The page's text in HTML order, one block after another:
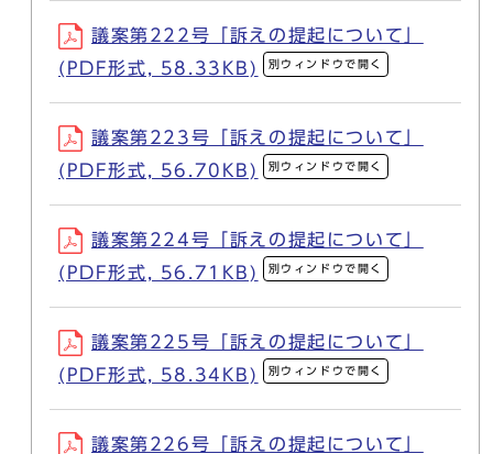
議案第222号「訴えの提起について」
(PDF形式, 58.33KB)
別ウィンドウで開く
議案第223号「訴えの提起について」
(PDF形式, 56.70KB)
別ウィンドウで開く
議案第224号「訴えの提起について」
(PDF形式, 56.71KB)
別ウィンドウで開く
議案第225号「訴えの提起について」
(PDF形式, 58.34KB)
別ウィンドウで開く
議案第226号「訴えの提起について」